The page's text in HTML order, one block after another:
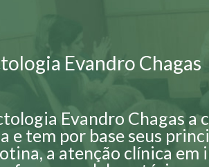
Evandro Chagas
Evandro Chagas a
e tem por base seus
a atenção clínica em